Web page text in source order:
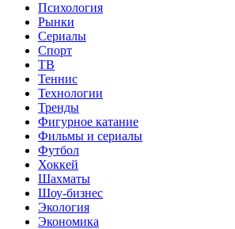
Психология
Рынки
Сериалы
Спорт
ТВ
Теннис
Технологии
Тренды
Фигурное катание
Фильмы и сериалы
Футбол
Хоккей
Шахматы
Шоу-бизнес
Экология
Экономика